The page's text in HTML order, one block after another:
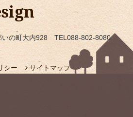
いの町大内928 TEL088-802-8080
シー サイトマップ